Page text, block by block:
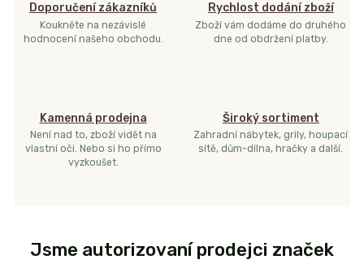
Doporučení zákazníků
Koukněte na nezávislé
hodnocení našeho obchodu.
Rychlost dodání zboží
Zboží vám dodáme do druhého
dne od obdržení platby.
Kamenná prodejna
Není nad to, zboží vidět na
vlastní oči. Nebo si ho přímo
vyzkoušet.
Široký sortiment
Zahradní nábytek, grily, houpací
sítě, dům-dílna, hračky a další.
Jsme autorizovaní prodejci značek